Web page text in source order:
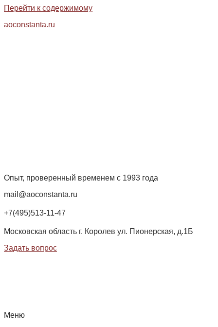
Перейти к содержимому
aoconstanta.ru
Опыт, проверенный временем с 1993 года
mail@aoconstanta.ru
+7(495)513-11-47
Московская область г. Королев ул. Пионерская, д.1Б
Задать вопрос
Меню